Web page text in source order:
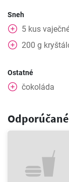
Sneh
5 kus
200 g
Ostatné
čokoláda